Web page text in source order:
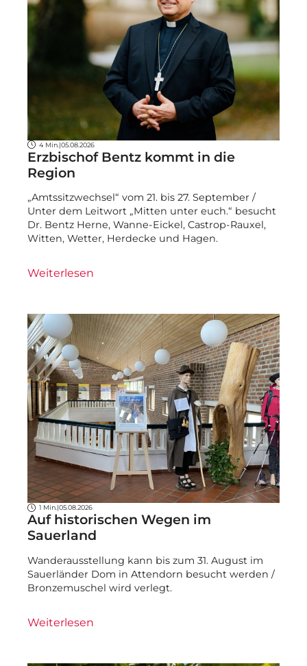
4 Min. |05.08.2026
Erzbischof Bentz kommt in die
Region
„Amtssitzwechsel“ vom 21. bis 27. September /
Unter dem Leitwort „Mitten unter euch.“ besucht
Dr. Bentz Herne, Wanne-Eickel, Castrop-Rauxel,
Witten, Wetter, Herdecke und Hagen.
Weiterlesen
1 Min.|05.08.2026
Auf historischen Wegen im
Sauerland
Wanderausstellung kann bis zum 31. August im
Sauerländer Dom in Attendorn besucht werden /
Bronzemuschel wird verlegt.
Weiterlesen